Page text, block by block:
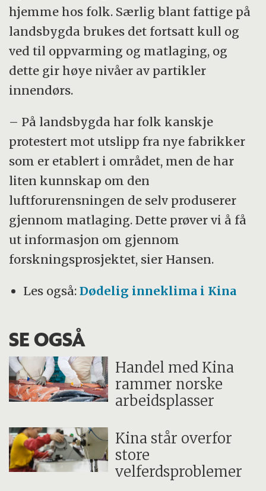
hjemme hos folk. Særlig blant fattige på
landsbygda brukes det fortsatt kull og
ved til oppvarming og matlaging, og
dette gir høye nivåer av partikler
innendørs.
– På landsbygda har folk kanskje
protestert mot utslipp fra nye fabrikker
som er etablert i området, men de har
liten kunnskap om den
luftforurensningen de selv produserer
gjennom matlaging. Dette prøver vi å få
ut informasjon om gjennom
forskningsprosjektet, sier Hansen.
Les også:Dødelig inneklima i Kina
SE OGSÅ
Handel med Kina
rammer norske
arbeidsplasser
Kina står overfor
store
velferdsproblemer